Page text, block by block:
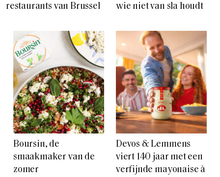
restaurants van Brussel
wie niet van sla houdt
Boursin, de
smaakmaker van de
zomer
Devos & Lemmens
viert 140 jaar met een
verfijnde mayonaise à